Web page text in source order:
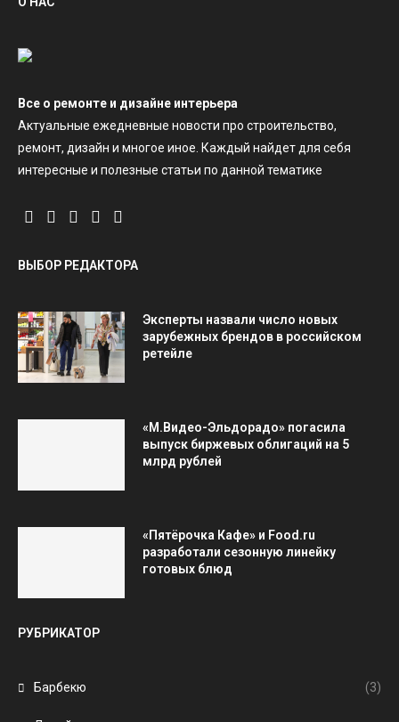
Все о ремонте и дизайне интерьера
Актуальные ежедневные новости про строительство,
ремонт, дизайн и многое иное. Каждый найдет для себя
интересные и полезные статьи по данной тематике
ВЫБОР РЕДАКТОРА
Эксперты назвали число новых
зарубежных брендов в российском
ретейле
«М.Видео-Эльдорадо» погасила
выпуск биржевых облигаций на 5
млрд рублей
«Пятёрочка Кафе» и Food.ru
разработали сезонную линейку
готовых блюд
РУБРИКАТОР
Барбекю (3)